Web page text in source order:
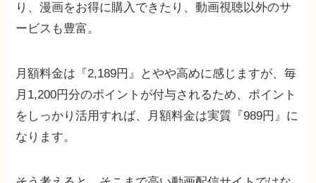
り、漫画をお得に購入できたり、動画視聴以外のサ
ービスも豊富。
月額料金は『2,189円』とやや高めに感じますが、毎
月1,200円分のポイントが付与されるため、ポイント
をしっかり活用すれば、月額料金は実質『989円』に
なります。